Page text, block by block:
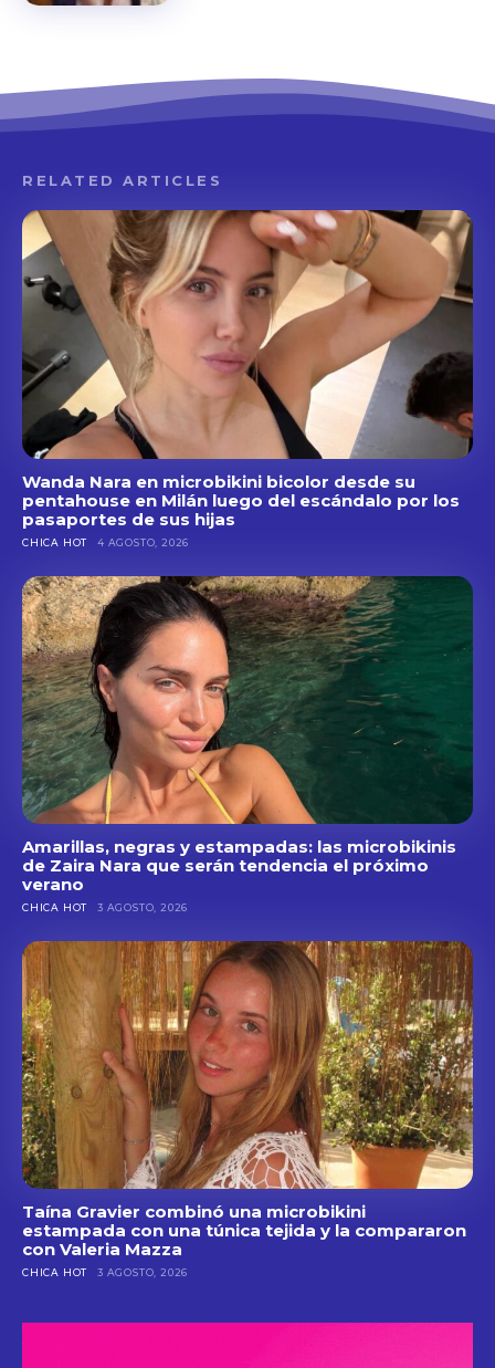
RELATED ARTICLES
Wanda Nara en microbikini bicolor desde su
pentahouse en Milán luego del escándalo por los
pasaportes de sus hijas
CHICA HOT 4 AGOSTO, 2026
Amarillas, negras y estampadas: las microbikinis
de Zaira Nara que serán tendencia el próximo
verano
CHICA HOT 3 AGOSTO, 2026
Taína Gravier combinó una microbikini
estampada con una túnica tejida y la compararon
con Valeria Mazza
CHICA HOT 3 AGOSTO, 2026